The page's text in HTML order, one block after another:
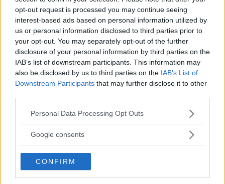
opt-out request is processed you may continue seeing
interest-based ads based on personal information utilized by
us or personal information disclosed to third parties prior to
your opt-out. You may separately opt-out of the further
disclosure of your personal information by third parties on the
IAB’s list of downstream participants. This information may
also be disclosed by us to third parties on the IAB’s List of
Downstream Participants that may further disclose it to other
Please note that this website/app uses one or more Google
not limited to your visit or usage behaviour. You may click to
use your data for below specified purposes in below Google
consent section.
Personal Data Processing Opt Outs
Google consents
CONFIRM
Föregående artikel
San Francisco Sangaree –
En Frisk Körsbärsfläkt Från
Bay Area!
Nästa artikel
De 3 Bästa
Reklamfilmerna Från
Super Bowl 2019!
Jenny
Jag skriver mest om drinkar och resor, men gästspelar även lite
här och där med min kvinnliga vinkel på diverse manliga ämnen.
Utöver det så är ligger fokus på ett sorglöst och härligt liv!